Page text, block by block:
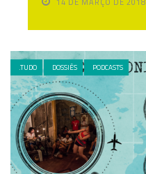
.TUDO DOSSIÊS PODCASTS